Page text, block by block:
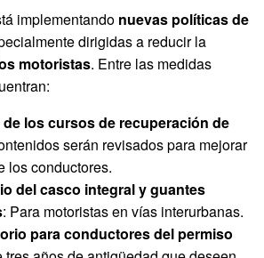
implementando nuevas políticas de
dirigidas a reducir la
motoristas. Entre las medidas
los cursos de recuperación de
serán revisados para mejorar
los conductores.
del casco integral y guantes
: Para motoristas en vías interurbanas.
para conductores del permiso